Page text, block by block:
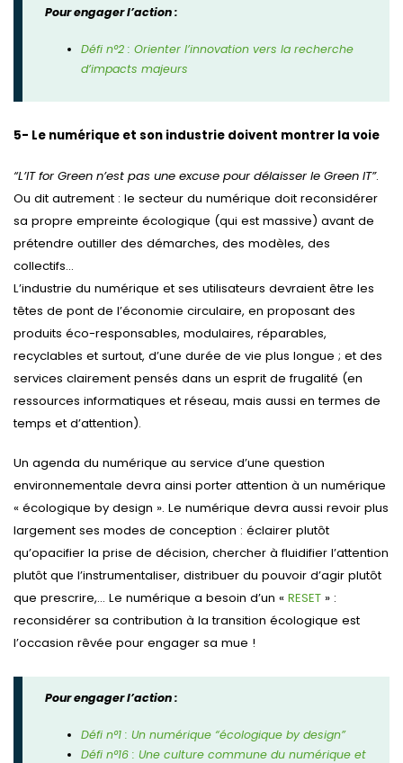
Pour engager l’action :
Défi n°2 : Orienter l’innovation vers la recherche
d’impacts majeurs
5- Le numérique et son industrie doivent montrer la voie
“L’IT for Green n’est pas une excuse pour délaisser le Green IT”.
Ou dit autrement : le secteur du numérique doit reconsidérer
sa propre empreinte écologique (qui est massive) avant de
prétendre outiller des démarches, des modèles, des
collectifs…
L’industrie du numérique et ses utilisateurs devraient être les
têtes de pont de l’économie circulaire, en proposant des
produits éco-responsables, modulaires, réparables,
recyclables et surtout, d’une durée de vie plus longue ; et des
services clairement pensés dans un esprit de frugalité (en
ressources informatiques et réseau, mais aussi en termes de
temps et d’attention).
Un agenda du numérique au service d’une question
environnementale devra ainsi porter attention à un numérique
« écologique by design ». Le numérique devra aussi revoir plus
largement ses modes de conception : éclairer plutôt
qu’opacifier la prise de décision, chercher à fluidifier l’attention
plutôt que l’instrumentaliser, distribuer du pouvoir d’agir plutôt
que prescrire,… Le numérique a besoin d’un « RESET » :
reconsidérer sa contribution à la transition écologique est
l’occasion rêvée pour engager sa mue !
Pour engager l’action :
Défi n°1 : Un numérique “écologique by design”
Défi n°16 : Une culture commune du numérique et